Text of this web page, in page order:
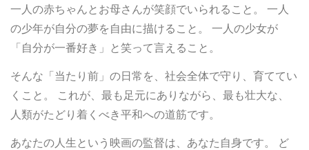
一人の赤ちゃんとお母さんが笑顔でいられること。 一人
の少年が自分の夢を自由に描けること。 一人の少女が
「自分が一番好き」と笑って言えること。
そんな「当たり前」の日常を、社会全体で守り、育ててい
くこと。 これが、最も足元にありながら、最も壮大な、
人類がたどり着くべき平和への道筋です。
あなたの人生という映画の監督は、あなた自身です。 ど